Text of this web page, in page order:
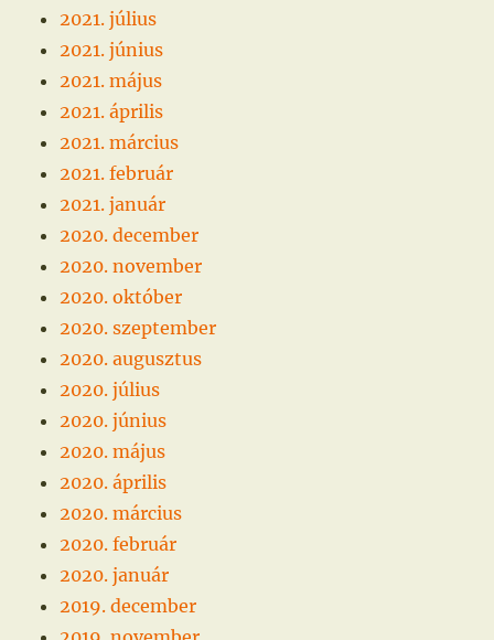
2021. július
2021. június
2021. május
2021. április
2021. március
2021. február
2021. január
2020. december
2020. november
2020. október
2020. szeptember
2020. augusztus
2020. július
2020. június
2020. május
2020. április
2020. március
2020. február
2020. január
2019. december